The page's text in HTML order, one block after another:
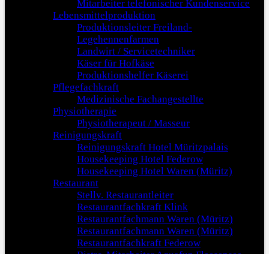
Mitarbeiter telefonischer Kundenservice
Lebensmittelproduktion
Produktionsleiter Freiland-
Legehennenfarmen
Landwirt / Servicetechniker
Käser für Hofkäse
Produktionshelfer Käserei
Pflegefachkraft
Medizinische Fachangestellte
Physiotherapie
Physiotherapeut / Masseur
Reinigungskraft
Reinigungskraft Hotel Müritzpalais
Housekeeping Hotel Federow
Housekeeping Hotel Waren (Müritz)
Restaurant
Stellv. Restaurantleiter
Restaurantfachkraft Klink
Restaurantfachmann Waren (Müritz)
Restaurantfachmann Waren (Müritz)
Restaurantfachkraft Federow